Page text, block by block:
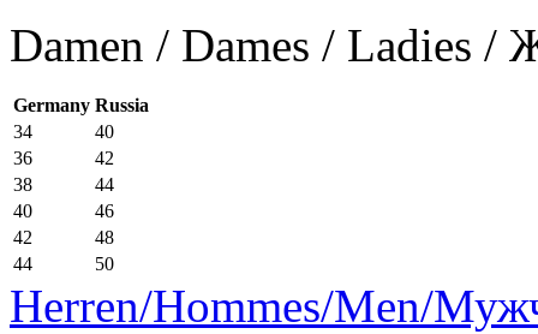
Damen / Dames / Ladies
Germany Russia
34
40
36
42
38
44
40
46
42
48
44
50
Herren/Hommes/Men/